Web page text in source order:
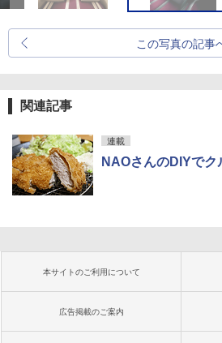
この写真の記事
関連記事
連載
NAOさんのDIYでク
本サイトのご利用について
広告掲載のご案内